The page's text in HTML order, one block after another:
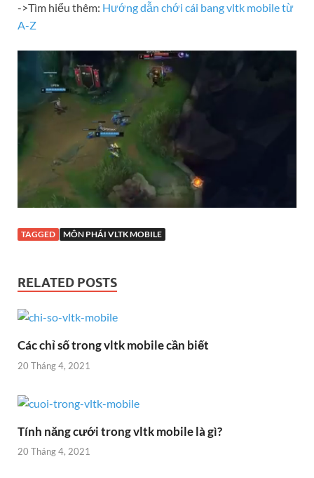
->Tìm hiểu thêm: Hướng dẫn chới cái bang vltk mobile từ
A-Z
TAGGED MÔN PHÁI VLTK MOBILE
RELATED POSTS
Các chỉ số trong vltk mobile cần biết
20 Tháng 4, 2021
Tính năng cưới trong vltk mobile là gì?
20 Tháng 4, 2021